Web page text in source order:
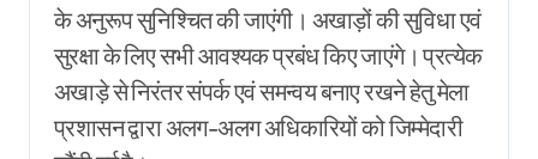
के अनुरूप सुनिश्चित की जाएंगी। अखाड़ों की सुविधा एवं
सुरक्षा के लिए सभी आवश्यक प्रबंध किए जाएंगे। प्रत्येक
अखाड़े से निरंतर संपर्क एवं समन्वय बनाए रखने हेतु मेला
प्रशासन द्वारा अलग-अलग अधिकारियों को जिम्मेदारी